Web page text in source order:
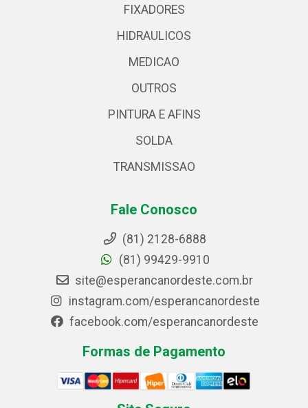
FIXADORES
HIDRAULICOS
MEDICAO
OUTROS
PINTURA E AFINS
SOLDA
TRANSMISSAO
Fale Conosco
(81) 2128-6888
(81) 99429-9910
site@esperancanordeste.com.br
instagram.com/esperancanordeste
facebook.com/esperancanordeste
Formas de Pagamento